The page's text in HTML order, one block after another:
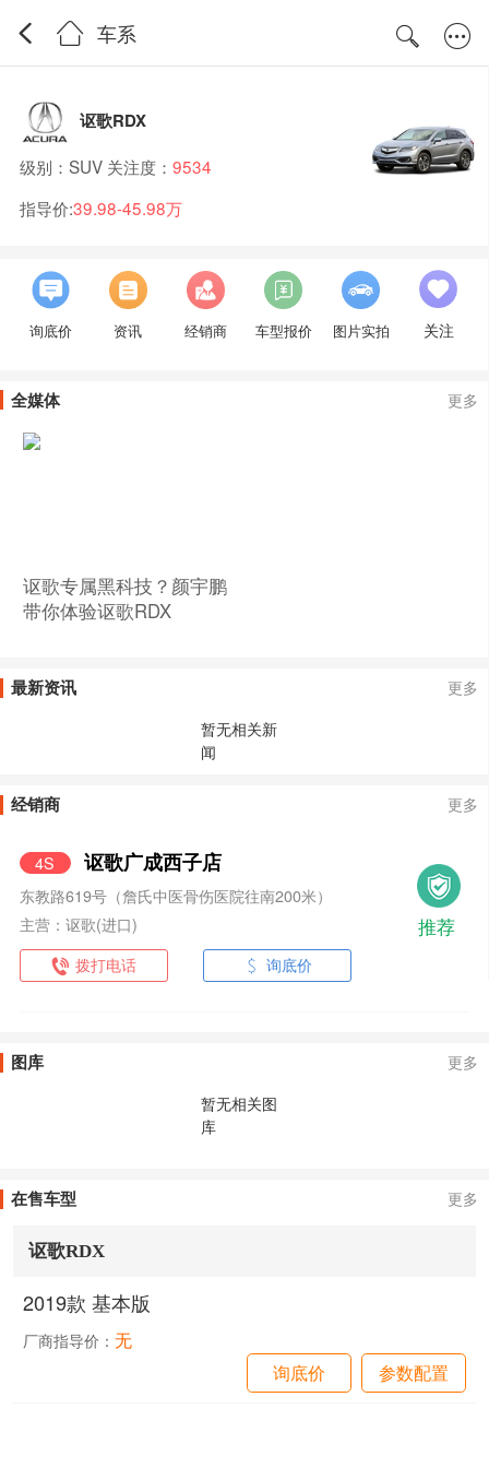
车系
讴歌RDX
级别：SUV 关注度： 9534
指导价:39.98-45.98万
询底价 资讯 经销商 车型报价 图片实拍 关注
全媒体 更多
讴歌专属黑科技？颜宇鹏
带你体验讴歌RDX
最新资讯
更多
暂无相关新
闻
经销商 更多
4S 讴歌广成西子店
东教路619号（詹氏中医骨伤医院往南200米）
主营：讴歌(进口)
拨打电话
询底价
推荐
图库
更多
暂无相关图
库
在售车型 更多
讴歌RDX
2019款 基本版
厂商指导价：无
询底价
参数配置